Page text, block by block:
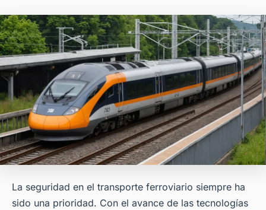
La seguridad en el transporte ferroviario siempre ha
sido una prioridad. Con el avance de las tecnologías